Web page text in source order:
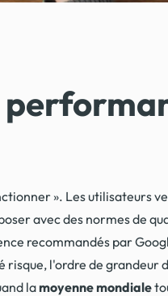
». Les utilisateurs
avec des normes de
recommandés par
l'ordre de grandeur
lamoyenne mondiale